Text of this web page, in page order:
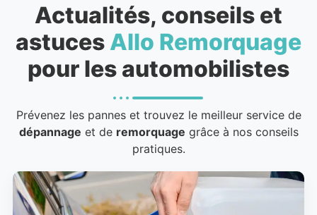
Actualités, conseils et
astuces Allo Remorquage
pour les automobilistes
Prévenez les pannes et trouvez le meilleur service de
dépannage et de remorquage grâce à nos conseils
pratiques.